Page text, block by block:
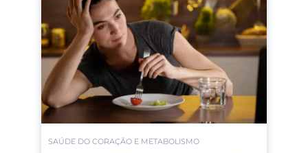
SAÚDE DO CORAÇÃO E METABOLISMO